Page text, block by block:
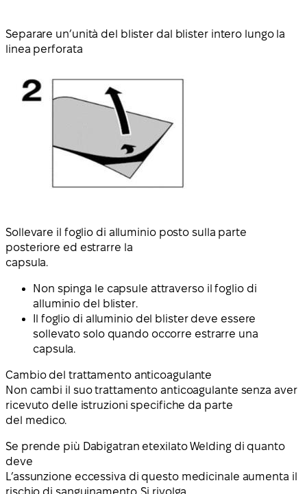
Separare un’unità del blister dal blister intero lungo la
linea perforata
Sollevare il foglio di alluminio posto sulla parte
posteriore ed estrarre la
capsula.
Non spinga le capsule attraverso il foglio di
alluminio del blister.
Il foglio di alluminio del blister deve essere
sollevato solo quando occorre estrarre una
capsula.
Cambio del trattamento anticoagulante
Non cambi il suo trattamento anticoagulante senza aver
ricevuto delle istruzioni specifiche da parte
del medico.
Se prende più Dabigatran etexilato Welding di quanto
deve
L’assunzione eccessiva di questo medicinale aumenta il
rischio di sanguinamento. Si rivolga